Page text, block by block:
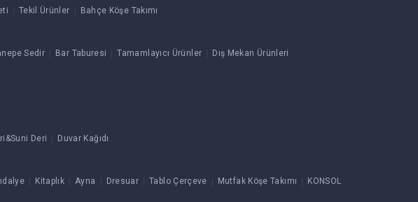
Tekil Ürünler Bahçe Köşe Takımı
Sedir Bar Taburesi Tamamlayıcı Ürünler Dış Mekan Ürünleri
Deri Duvar Kağıdı
Kitaplık Ayna Dresuar Tablo Çerçeve Mutfak Köşe Takımı KONSOL